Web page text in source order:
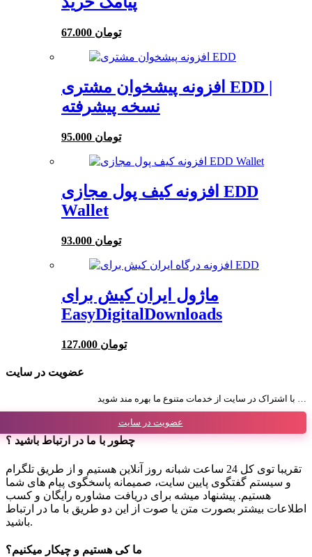
67.000 تومان
افزونه پیشخوان مشتری EDD |
نسخه پیشرفته
95.000 تومان
افزونه کیف پول مجازی EDD
Wallet
93.000 تومان
ماژول ایران کیش برای
EasyDigitalDownloads
127.000 تومان
عضویت در سایت
با اشتراک در سایت از خدمات متنوع ما بهره مند شوید …
عضویت در سایت
چطور با ما در ارتباط باشید ؟
تقریبا توی کل 24 ساعت شبانه روز آنلاین هستیم و از طریق تلگرام
و سیستم گفتگوی پایین سایت، صمیمانه پاسخگوی پیام های شما
هستیم. پیشنهاد میشه برای دریافت مشاوره رایگان و کسب
اطلاعات بیشتر بصورت متن یا صوت از این دو طریق با ما در ارتباط
باشید.
ما کی هستیم و چیکار میکنیم؟